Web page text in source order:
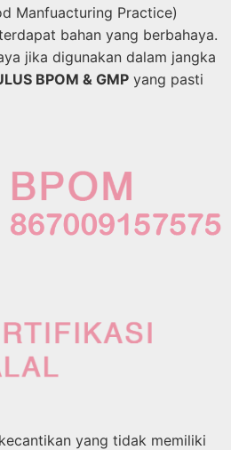
Manfuacturing Practice)
bahan yang berbahaya.
jika digunakan dalam jangka
BPOM & GMP yang pasti
yang tidak memiliki